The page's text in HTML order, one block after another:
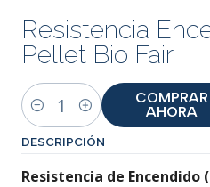
Resistencia
Pellet Bio Fair
Cantidad
COMPRAR
AHORA
DESCRIPCIÓN
Resistencia de Encendido